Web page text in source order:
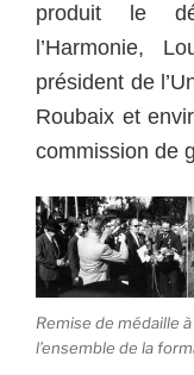
produit le
l’Harmonie,
président de
Roubaix et
commission de
Remise de médaille
l’ensemble de la